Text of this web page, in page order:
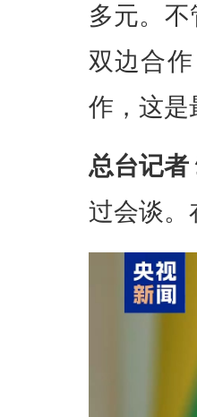
多元。
双边合
作，这是
总台记者
过会谈。